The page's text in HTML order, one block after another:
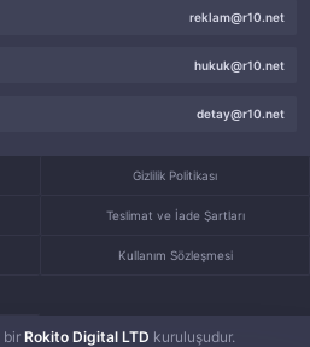
reklam@r10.net
hukuk@r10.net
detay@r10.net
bir Rokito Digital LTD kuruluşudur.
Gizlilik Politikası
Teslimat ve İade Şartları
Kullanım Sözleşmesi